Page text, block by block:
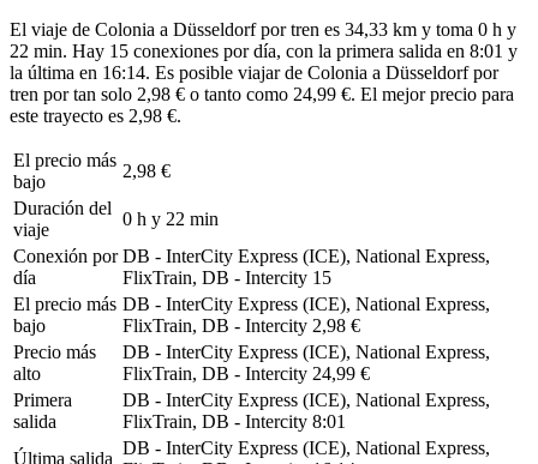
El viaje de Colonia a Düsseldorf por tren es 34,33 km y toma 0 h y
22 min. Hay 15 conexiones por día, con la primera salida en 8:01 y
la última en 16:14. Es posible viajar de Colonia a Düsseldorf por
tren por tan solo 2,98 € o tanto como 24,99 €. El mejor precio para
este trayecto es 2,98 €.
El precio más
bajo
2,98 €
Duración del
viaje
0 h y 22 min
Conexión por
día
DB - InterCity Express (ICE), National Express,
FlixTrain, DB - Intercity 15
El precio más
bajo
DB - InterCity Express (ICE), National Express,
FlixTrain, DB - Intercity 2,98 €
Precio más
alto
DB - InterCity Express (ICE), National Express,
FlixTrain, DB - Intercity 24,99 €
Primera
salida
DB - InterCity Express (ICE), National Express,
FlixTrain, DB - Intercity 8:01
Última salida
DB - InterCity Express (ICE), National Express,